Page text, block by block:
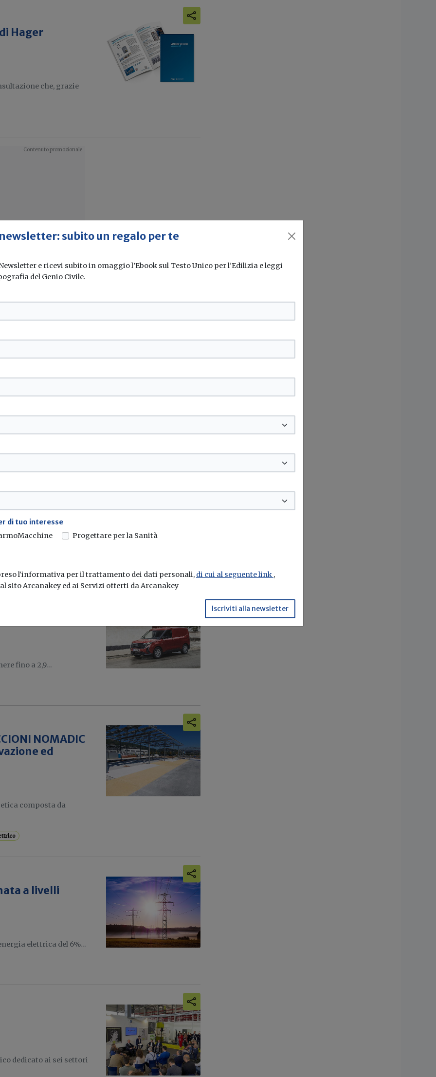
Hager
che, grazie
sito web
veloce,...
Elettrico: a
dedicata ai
per la
fino a 2,9...
NOMADIC
ed
composta da
a livelli
elettrica del 6%...
dedicato ai sei settori
subito un regalo per te
e ricevi subito in omaggio l’Ebook sul Testo Unico per l’Edilizia e leggi
del Genio Civile.
di tuo interesse
Progettare per la Sanità
l'informativa per il trattamento dei dati personali, di cui al seguente link ,
sito Arcanakey ed ai Servizi offerti da Arcanakey
Iscriviti alla newsletter